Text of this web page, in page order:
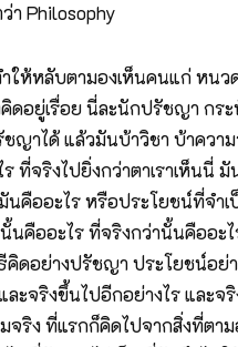
า Philosophy
ห้หลับตามองเห็นคนแก่ หนว
ดอยู่เรื่อย นี่ละนักปรัชญา กร
ญาได้ แล้วมันบ้าวิชา บ้าควา
ที่จริงไปยิ่งกว่าตาเราเห็นนี่ มั
คืออะไร หรือประโยชน์ที่จำ
นคืออะไร ที่จริงกว่านั้นคืออะ
คิดอย่างปรัชญา ประโยชน์อย่
ะจริงขึ้นไปอีกอย่างไร และจ
จริง ที่แรกก็คิดไปจากสิ่งที่ตา